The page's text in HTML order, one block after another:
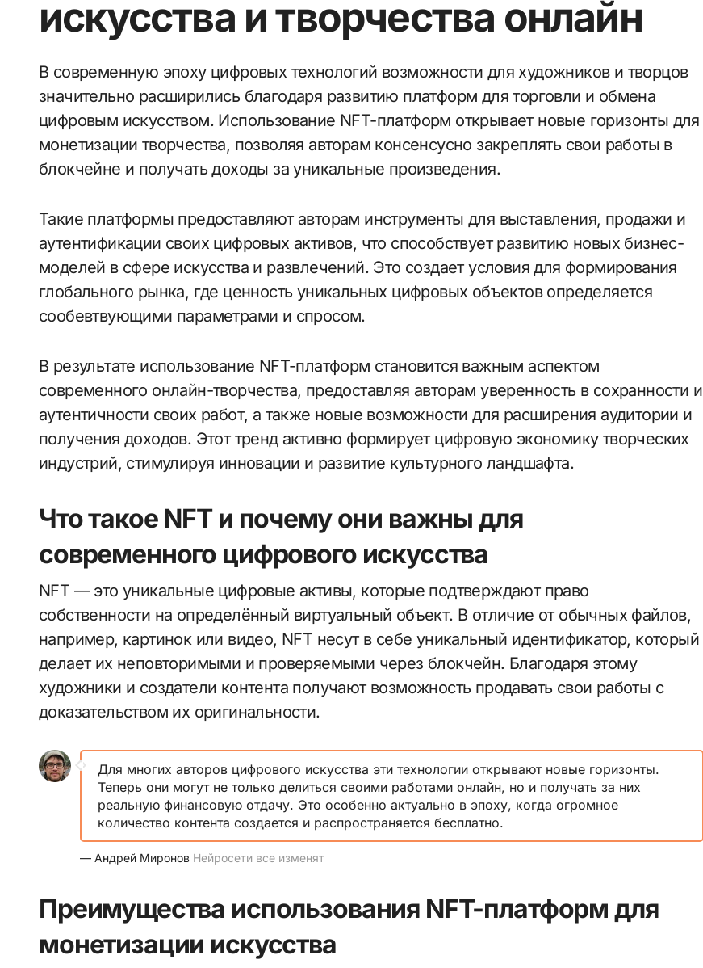
искусства и творчества онлайн
В современную эпоху цифровых технологий возможности для художников и творцов
значительно расширились благодаря развитию платформ для торговли и обмена
цифровым искусством. Использование NFT-платформ открывает новые горизонты для
монетизации творчества, позволяя авторам консенсусно закреплять свои работы в
блокчейне и получать доходы за уникальные произведения.
Такие платформы предоставляют авторам инструменты для выставления, продажи и
аутентификации своих цифровых активов, что способствует развитию новых бизнес-
моделей в сфере искусства и развлечений. Это создает условия для формирования
глобального рынка, где ценность уникальных цифровых объектов определяется
сообевтвующими параметрами и спросом.
В результате использование NFT-платформ становится важным аспектом
современного онлайн-творчества, предоставляя авторам уверенность в сохранности и
аутентичности своих работ, а также новые возможности для расширения аудитории и
получения доходов. Этот тренд активно формирует цифровую экономику творческих
индустрий, стимулируя инновации и развитие культурного ландшафта.
Что такое NFT и почему они важны для
современного цифрового искусства
NFT — это уникальные цифровые активы, которые подтверждают право
собственности на определённый виртуальный объект. В отличие от обычных файлов,
например, картинок или видео, NFT несут в себе уникальный идентификатор, который
делает их неповторимыми и проверяемыми через блокчейн. Благодаря этому
художники и создатели контента получают возможность продавать свои работы с
доказательством их оригинальности.
Для многих авторов цифрового искусства эти технологии открывают новые горизонты.
Теперь они могут не только делиться своими работами онлайн, но и получать за них
реальную финансовую отдачу. Это особенно актуально в эпоху, когда огромное
количество контента создается и распространяется бесплатно.
— Андрей Миронов Нейросети все изменят
Преимущества использования NFT-платформ для
монетизации искусства